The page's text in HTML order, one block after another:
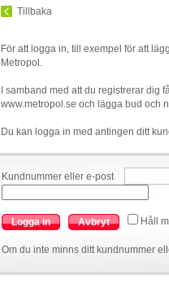
Tillbaka
För att logga in, till exempel för att
Metropol.
I samband med att du registrerar dig
www.metropol.se och lägga bud och
Du kan logga in med antingen ditt
Kundnummer eller e-post
Logga in Avbryt Håll
Om du inte minns ditt kundnummer